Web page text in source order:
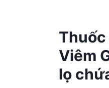
Thuốc
Viêm
lọ